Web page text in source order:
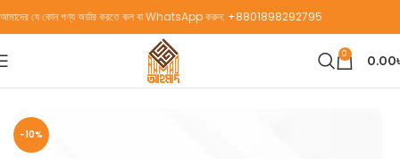
আমাদের যে কোন পণ্য অর্ডার করতে কল বা WhatsApp করুন: +8801898292795
0 0.00
Combo Package
-10%